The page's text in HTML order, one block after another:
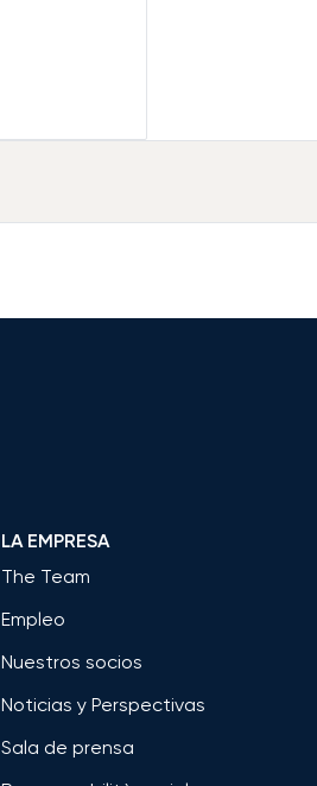
LA EMPRESA
The Team
Empleo
Nuestros socios
Noticias y Perspectivas
Sala de prensa